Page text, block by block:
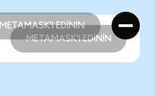
METAMASK'I EDİNİN
METAMASK'I EDİNİN
METAMASK'I EDİNİN